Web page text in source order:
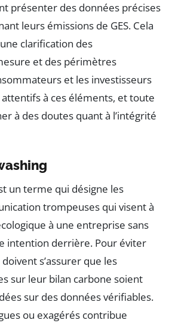
présenter des données précises
leurs émissions de GES. Cela
clarification des
et des périmètres
et les investisseurs
à ces éléments, et toute
à des doutes quant à l’intégrité
un terme qui désigne les
trompeuses qui visent à
à une entreprise sans
intention derrière. Pour éviter
s’assurer que les
sur leur bilan carbone soient
sur des données vérifiables.
ou exagérés contribue